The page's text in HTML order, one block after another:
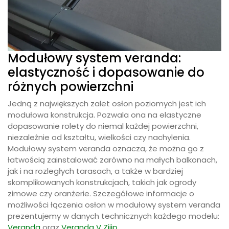
Modułowy system veranda:
elastyczność i dopasowanie do
różnych powierzchni
Jedną z największych zalet osłon poziomych jest ich
modułowa konstrukcja. Pozwala ona na elastyczne
dopasowanie rolety do niemal każdej powierzchni,
niezależnie od kształtu, wielkości czy nachylenia.
Modułowy system veranda oznacza, że można go z
łatwością zainstalować zarówno na małych balkonach,
jak i na rozległych tarasach, a także w bardziej
skomplikowanych konstrukcjach, takich jak ogrody
zimowe czy oranżerie. Szczegółowe informacje o
możliwości łączenia osłon w modułowy system veranda
prezentujemy w danych technicznych każdego modelu: